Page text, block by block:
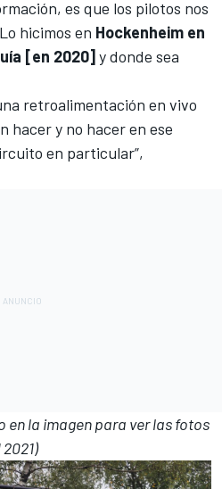
es que los pilotos nos
hicimos en Hockenheim en
[en 2020] y donde sea
retroalimentación en vivo
hacer y no hacer en ese
en particular”,
en la imagen para ver las fotos